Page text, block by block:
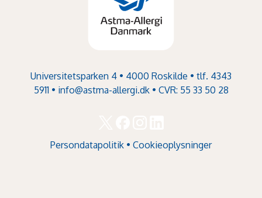
Universitetsparken 4 • 4000 Roskilde • tlf. 4343
5911 • info@astma-allergi.dk• CVR: 55 33 50 28
Persondatapolitik • Cookieoplysninger